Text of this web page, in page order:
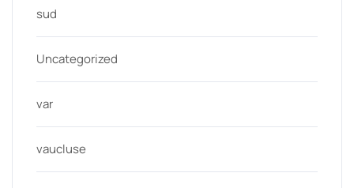
sud
Uncategorized
var
vaucluse